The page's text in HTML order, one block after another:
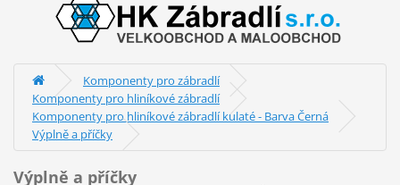
Komponenty pro zábradlí
Komponenty pro hliníkové zábradlí
Komponenty pro hliníkové zábradlí kulaté - Barva Černá
Výplně a příčky
Výplně a příčky